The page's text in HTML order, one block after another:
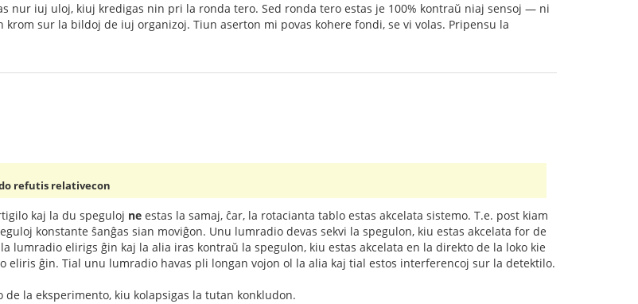
nur iuj uloj, kiuj kredigas nin pri la ronda tero. Sed ronda tero estas je 100% kontraŭ niaj sensoj — ni
sur la bildoj de iuj organizoj. Tiun aserton mi povas kohere fondi, se vi volas. Pripensu la
refutis relativecon
kaj la du speguloj ne estas la samaj, ĉar, la rotacianta tablo estas akcelata sistemo. T.e. post kiam
konstante ŝanĝas sian moviĝon. Unu lumradio devas sekvi la spegulon, kiu estas akcelata for de
lumradio elirigs ĝin kaj la alia iras kontraŭ la spegulon, kiu estas akcelata en la direkto de la loko kie
eliris ĝin. Tial unu lumradio havas pli longan vojon ol la alia kaj tial estos interferencoj sur la detektilo.
la eksperimento, kiu kolapsigas la tutan konkludon.